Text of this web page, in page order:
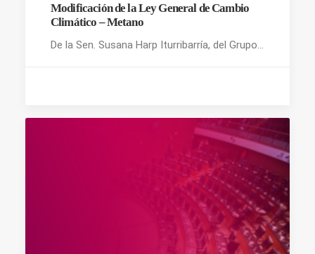
Modificación de la Ley General de Cambio
Climático – Metano
De la Sen. Susana Harp Iturribarría, del Grupo…